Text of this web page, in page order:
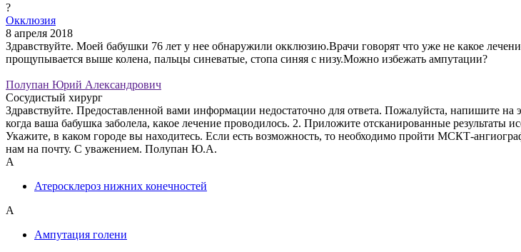
?
Окклюзия
8 апреля 2018
Здравствуйте. Моей бабушки 76 лет у нее обнаружили окклюзию.Врачи говорят что уже не какое
прощупывается выше колена, пальцы синеватые, стопа синяя с низу.Можно избежать ампутации?
Полупан Юрий Александрович
Сосудистый хирург
Здравствуйте. Предоставленной вами информации недостаточно для ответа. Пожалуйста, напишите
когда ваша бабушка заболела, какое лечение проводилось. 2. Приложите отсканированные
Укажите, в каком городе вы находитесь. Если есть возможность, то необходимо пройти МСКТ-
нам на почту. С уважением. Полупан Ю.А.
А
Атеросклероз нижних конечностей
А
Ампутация голени